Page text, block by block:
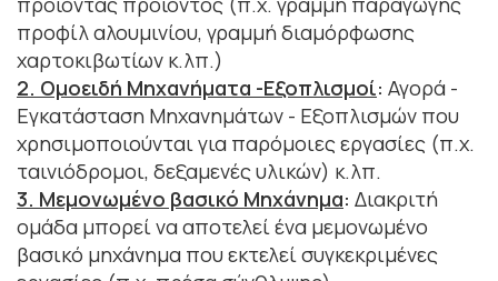
προφίλ αλουμινίου, γραμμή διαμόρφωσης
χαρτοκιβωτίων κ.λπ.)
2. Ομοειδή Μηχανήματα -Εξοπλισμοί: Αγορά -
Εγκατάσταση Μηχανημάτων - Εξοπλισμών που
χρησιμοποιούνται για παρόμοιες εργασίες (π.χ.
ταινιόδρομοι, δεξαμενές υλικών) κ.λπ.
3. Μεμονωμένο βασικό Μηχάνημα: Διακριτή
ομάδα μπορεί να αποτελεί ένα μεμονωμένο
βασικό μηχάνημα που εκτελεί συγκεκριμένες